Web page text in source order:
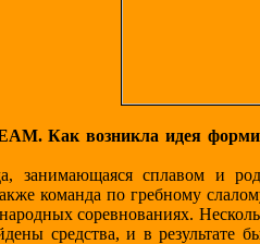
Как возникла идея
занимающаяся сплавом и
команда по гребному
соревнованиях.
средства, и в результате